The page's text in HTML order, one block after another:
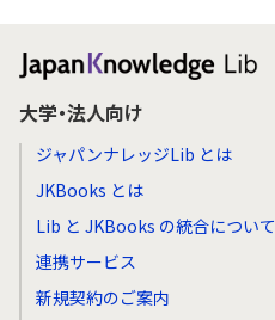
大学・法人向け
ジャパンナレッジLib とは
JKBooks とは
Lib と JKBooks の統合について
連携サービス
新規契約のご案内